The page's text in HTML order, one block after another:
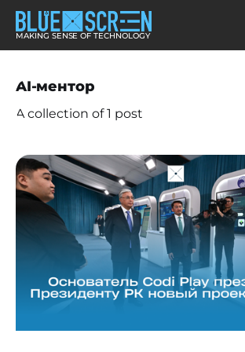
MAKING SENSE OF TECHNOLOGY
AI-ментор
A collection of 1 post